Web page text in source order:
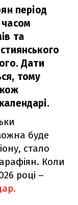
період
та
Дати
тому
буде
стало
Коли
році –